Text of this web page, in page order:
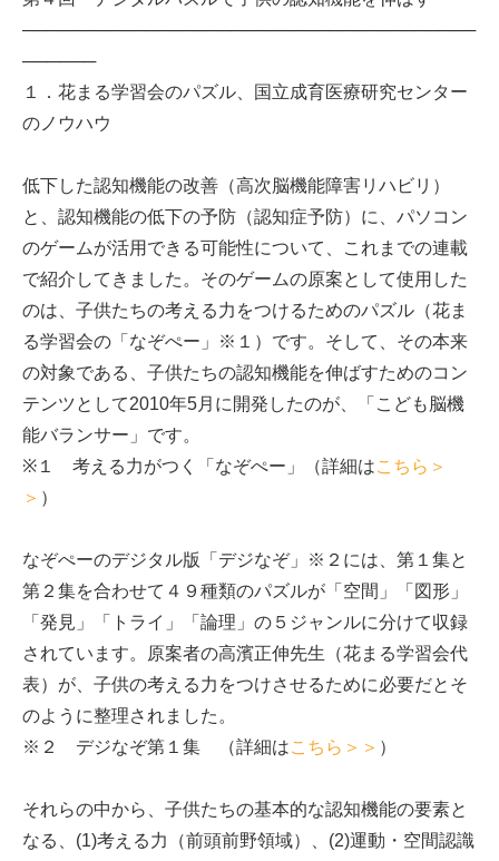
─────────────────────────────────────
──────
１．花まる学習会のパズル、国立成育医療研究センター
のノウハウ
低下した認知機能の改善（高次脳機能障害リハビリ）
と、認知機能の低下の予防（認知症予防）に、パソコン
のゲームが活用できる可能性について、これまでの連載
で紹介してきました。そのゲームの原案として使用した
のは、子供たちの考える力をつけるためのパズル（花ま
る学習会の「なぞぺー」※１）です。そして、その本来
の対象である、子供たちの認知機能を伸ばすためのコン
テンツとして2010年5月に開発したのが、「こども脳機
能バランサー」です。
※１ 考える力がつく「なぞぺー」（詳細はこちら＞
＞ ）
なぞぺーのデジタル版「デジなぞ」※２には、第１集と
第２集を合わせて４９種類のパズルが「空間」「図形」
「発見」「トライ」「論理」の５ジャンルに分けて収録
されています。原案者の高濱正伸先生（花まる学習会代
表）が、子供の考える力をつけさせるために必要だとそ
のように整理されました。
※２ デジなぞ第１集 （詳細はこちら＞＞ ）
それらの中から、子供たちの基本的な認知機能の要素と
なる、(1)考える力（前頭前野領域）、(2)運動・空間認識